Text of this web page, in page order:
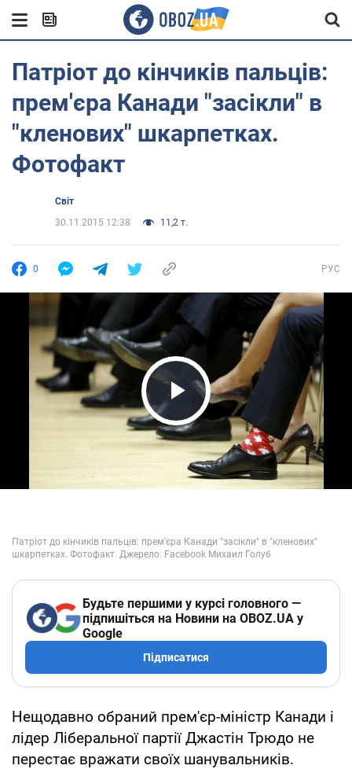
Патріот до кінчиків пальців:
прем'єра Канади "засікли" в
"кленових" шкарпетках.
Фотофакт
Світ
30.11.2015 12:38
11,2 т.
0 РУС
Play Video
Будьте першими у курсі головного —
підпишіться на Новини на OBOZ.UA у
Google
Підписатися
Нещодавно обраний прем'єр-міністр Канади і
лідер Ліберальної партії Джастін Трюдо не
перестає вражати своїх шанувальників.